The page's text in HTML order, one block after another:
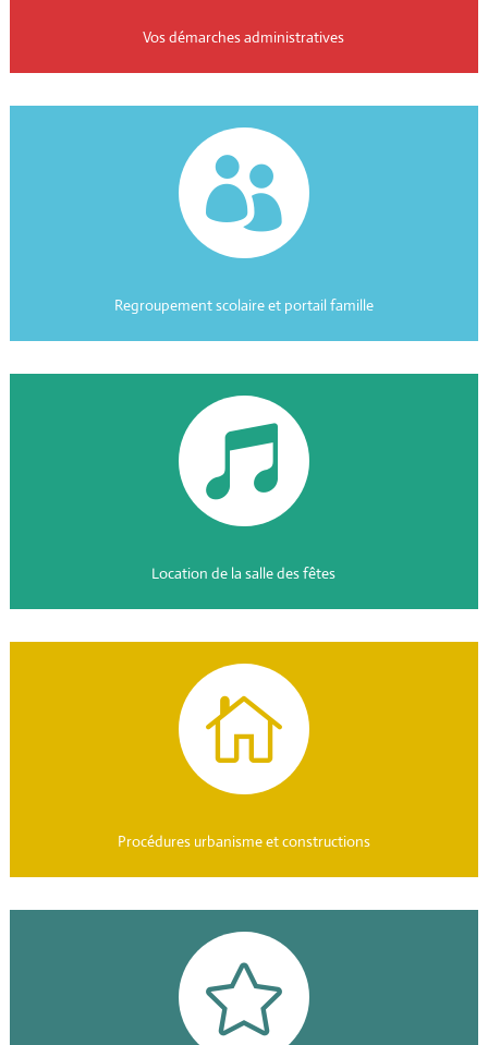
Vos démarches administratives

Regroupement scolaire et portail famille

Location de la salle des fêtes

Procédures urbanisme et constructions
